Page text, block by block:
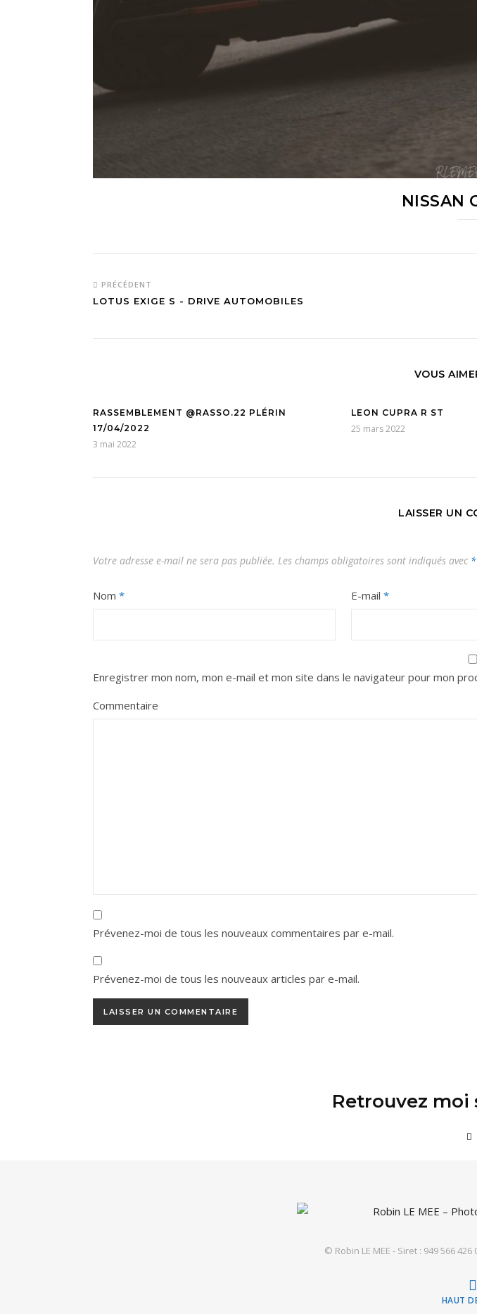
NISSAN
PRÉCÉDENT
LOTUS EXIGE S - DRIVE AUTOMOBILES
VOUS
RASSEMBLEMENT @RASSO.22 PLÉRIN
17/04/2022
3 mai 2022
LEON CUPRA R ST
25 mars 2022
LAISSER UN
Votre adresse e-mail ne sera pas publiée. Les champs obligatoires sont indiqués avec *
Nom * E-mail*
Enregistrer mon nom, mon e-mail et mon site dans le navigateur pour mon
Commentaire
Prévenez-moi de tous les nouveaux commentaires par e-mail.
Prévenez-moi de tous les nouveaux articles par e-mail.
Retrouvez moi
© Robin LE MEE - Siret : 949 566 426
HAUT